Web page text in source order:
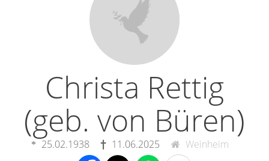
Christa Rettig
(geb. von Büren)
25.02.1938 11.06.2025 Weinheim